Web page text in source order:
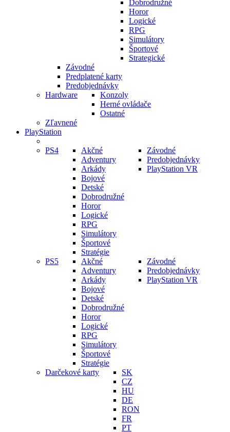
Dobrodružné
Horor
Logické
RPG
Simulátory
Športové
Strategické
Závodné
Predplatené karty
Predobjednávky
Hardware
Konzoly
Herné ovládače
Ostatné
Zľavnené
PlayStation
PS4
Akčné
Adventury
Arkády
Bojové
Detské
Dobrodružné
Horor
Logické
RPG
Simulátory
Športové
Stratégie
Závodné
Predobjednávky
PlayStation VR
PS5
Akčné
Adventury
Arkády
Bojové
Detské
Dobrodružné
Horor
Logické
RPG
Simulátory
Športové
Stratégie
Závodné
Predobjednávky
PlayStation VR
Darčekové karty
SK
CZ
HU
DE
RON
FR
PT